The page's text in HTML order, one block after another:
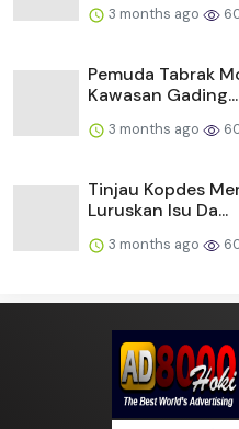
3 months ago
Pemuda Tabrak
Kawasan Gading...
3 months ago
Tinjau Kopdes
Luruskan Isu Da...
3 months ago